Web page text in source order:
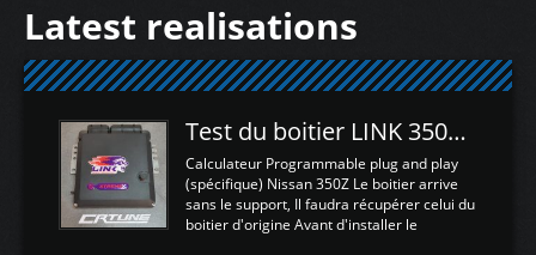
Latest realisations
Test du boitier LINK 350Z Plugin ECU
Calculateur Programmable plug and play
(spécifique) Nissan 350Z Le boitier arrive
sans le support, Il faudra récupérer celui du
boitier d'origine Avant d'installer le